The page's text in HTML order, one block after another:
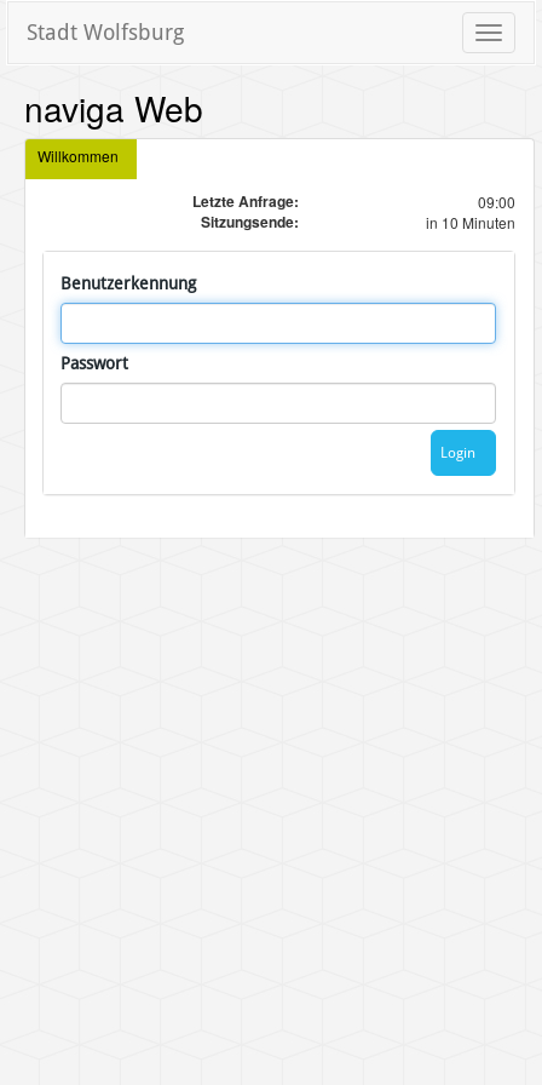
Toggle
Stadt Wolfsburg
naviga Web
Willkommen
Letzte Anfrage: 09:00
Sitzungsende: in 10 Minuten
Benutzerkennung
Passwort